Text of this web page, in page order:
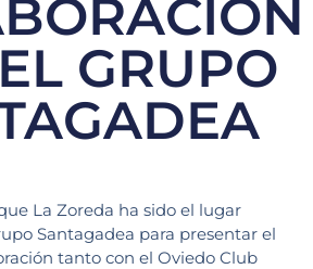
GRUPO
La Zoreda ha sido el lugar
Santagadea para presentar el
tanto con el Oviedo Club